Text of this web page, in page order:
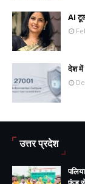
AI
देश में
उत्तर प्रदेश